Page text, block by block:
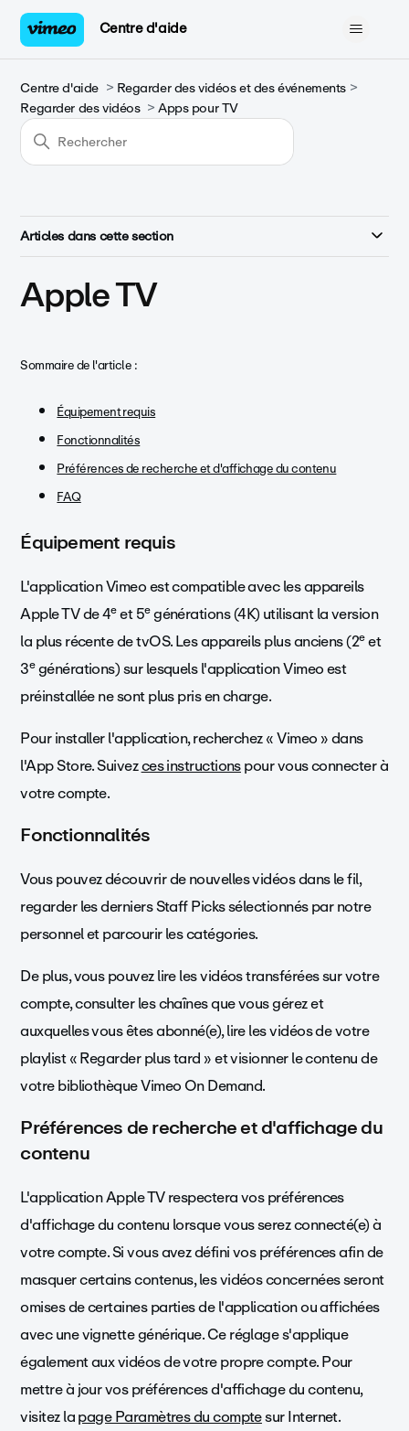
Centre d'aide
Centre d'aide
Regarder des vidéos et des événements
Regarder des vidéos
Apps pour TV
Articles dans cette section
Apple TV
Sommaire de l'article :
Équipement requis
Fonctionnalités
Préférences de recherche et d'affichage du contenu
FAQ
Équipement requis
L'application Vimeo est compatible avec les appareils
Apple TV de 4eet 5egénérations (4K) utilisant la version
la plus récente de tvOS. Les appareils plus anciens (2eet
3egénérations) sur lesquels l'application Vimeo est
préinstallée ne sont plus pris en charge.
Pour installer l'application, recherchez « Vimeo » dans
l'App Store. Suivezces instructionspour vous connecter à
votre compte.
Fonctionnalités
Vous pouvez découvrir de nouvelles vidéos dans le fil,
regarder les derniers Staff Picks sélectionnés par notre
personnel et parcourir les catégories.
De plus, vous pouvez lire les vidéos transférées sur votre
compte, consulter les chaînes que vous gérez et
auxquelles vous êtes abonné(e), lire les vidéos de votre
playlist « Regarder plus tard » et visionner le contenu de
votre bibliothèque Vimeo On Demand.
Préférences de recherche et d'affichage du
contenu
L'application Apple TV respectera vos préférences
d'affichage du contenu lorsque vous serez connecté(e) à
votre compte. Si vous avez défini vos préférences afin de
masquer certains contenus, les vidéos concernées seront
omises de certaines parties de l'application ou affichées
avec une vignette générique. Ce réglage s'applique
également aux vidéos de votre propre compte. Pour
mettre à jour vos préférences d'affichage du contenu,
visitez lapage Paramètres du comptesur Internet.